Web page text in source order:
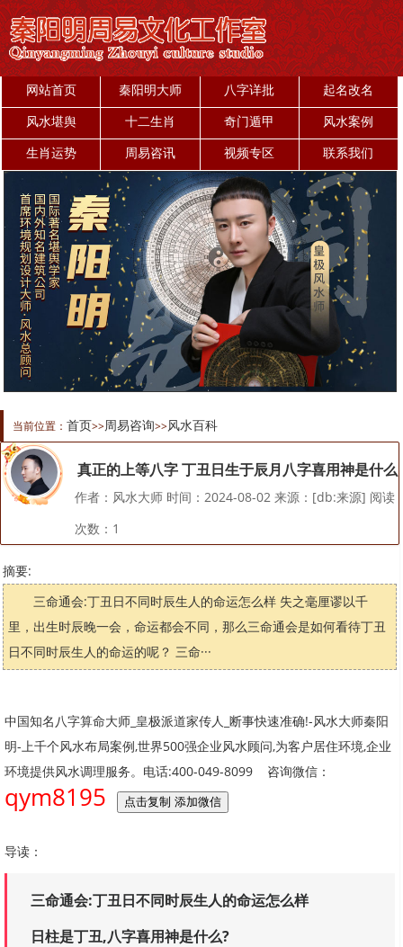
网站首页 秦阳明大师 八字详批
起名改名
风水堪舆
十二生肖 奇门遁甲
风水案例
生肖运势
周易咨讯 视频专区 联系我们
当前位置： 首页>>周易咨询>>风水百科
真正的上等八字 丁丑日生于辰月八字喜用神是什么
作者：风水大师 时间：2024-08-02 来源：[db:来源] 阅读
次数： 1
摘要:
三命通会:丁丑日不同时辰生人的命运怎么样 失之毫厘谬以千
里，出生时辰晚一会，命运都会不同，那么三命通会是如何看待丁丑
日不同时辰生人的命运的呢？ 三命···
中国知名八字算命大师_皇极派道家传人_断事快速准确!-风水大师秦阳
明-上千个风水布局案例,世界500强企业风水顾问,为客户居住环境,企业
环境提供风水调理服务。电话:400-049-8099 咨询微信：
qym8195 点击复制 添加微信
导读：
三命通会:丁丑日不同时辰生人的命运怎么样
日柱是丁丑,八字喜用神是什么?